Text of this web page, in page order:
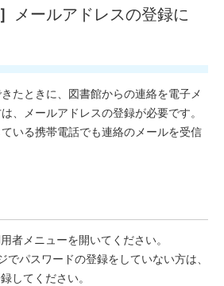
メールアドレスの登録に
たときに、図書館からの連絡を電子メ
、メールアドレスの登録が必要です。
いる携帯電話でも連絡のメールを受信
者メニューを開いてください。
でパスワードの登録をしていない方は、
してください。